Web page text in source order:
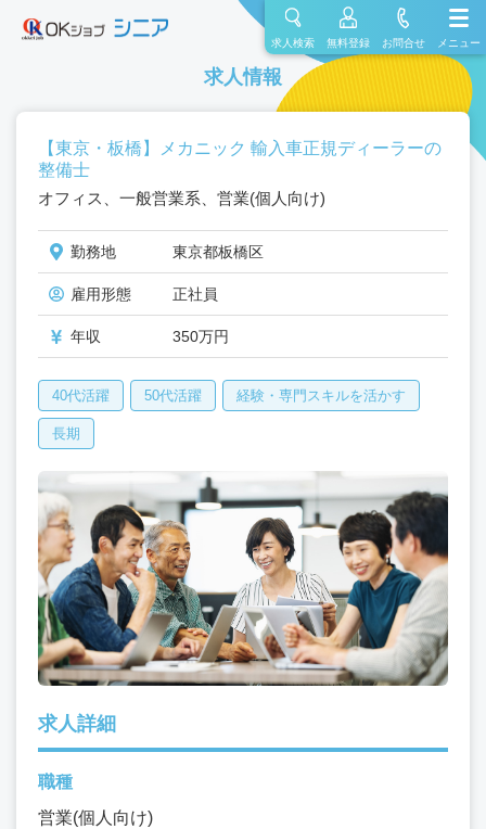
求人検索 無料登録 お問合せ メニュー
求人情報
【東京・板橋】メカニック 輸入車正規ディーラーの
整備士
オフィス、一般営業系、営業(個人向け)
勤務地 東京都板橋区
雇用形態 正社員
年収 350万円
40代活躍 50代活躍 経験・専門スキルを活かす
長期
求人詳細
職種
営業(個人向け)